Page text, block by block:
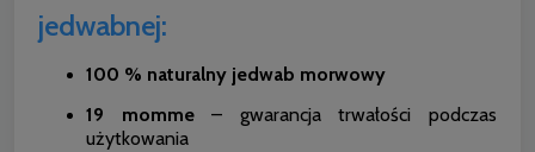
jedwabnej:
100 % naturalny jedwab morwowy
19 momme– gwarancja trwałości podczas
użytkowania